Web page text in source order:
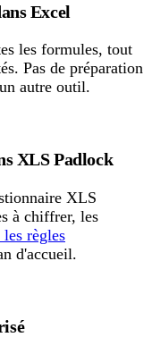
Excel
les formules, tout
Pas de préparation
autre outil.
XLS Padlock
XLS
à chiffrer, les
règles
d'accueil.